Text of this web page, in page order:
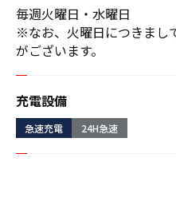
毎週火曜日・水曜日
※なお、火曜日につきまし
がございます。
充電設備
急速充電 24H急速